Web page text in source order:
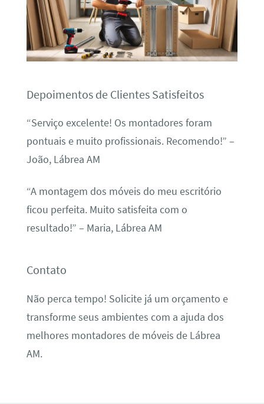
Depoimentos de Clientes Satisfeitos
“Serviço excelente! Os montadores foram
pontuais e muito profissionais. Recomendo!” –
João, Lábrea AM
“A montagem dos móveis do meu escritório
ficou perfeita. Muito satisfeita com o
resultado!” – Maria, Lábrea AM
Contato
Não perca tempo! Solicite já um orçamento e
transforme seus ambientes com a ajuda dos
melhores montadores de móveis de Lábrea
AM.